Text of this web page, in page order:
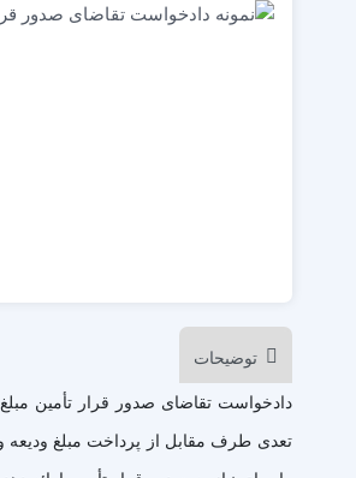
توضیحات
دادخواست تقاضای صدور قرار تأمین
تعدی طرف مقابل از پرداخت مبلغ ودیعه